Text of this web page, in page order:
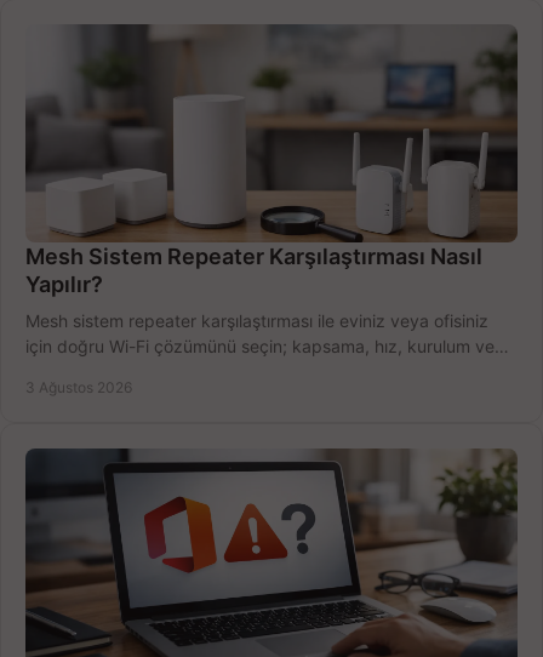
Mesh Sistem Repeater Karşılaştırması Nasıl
Yapılır?
Mesh sistem repeater karşılaştırması ile eviniz veya ofisiniz
için doğru Wi-Fi çözümünü seçin; kapsama, hız, kurulum ve
3 Ağustos 2026